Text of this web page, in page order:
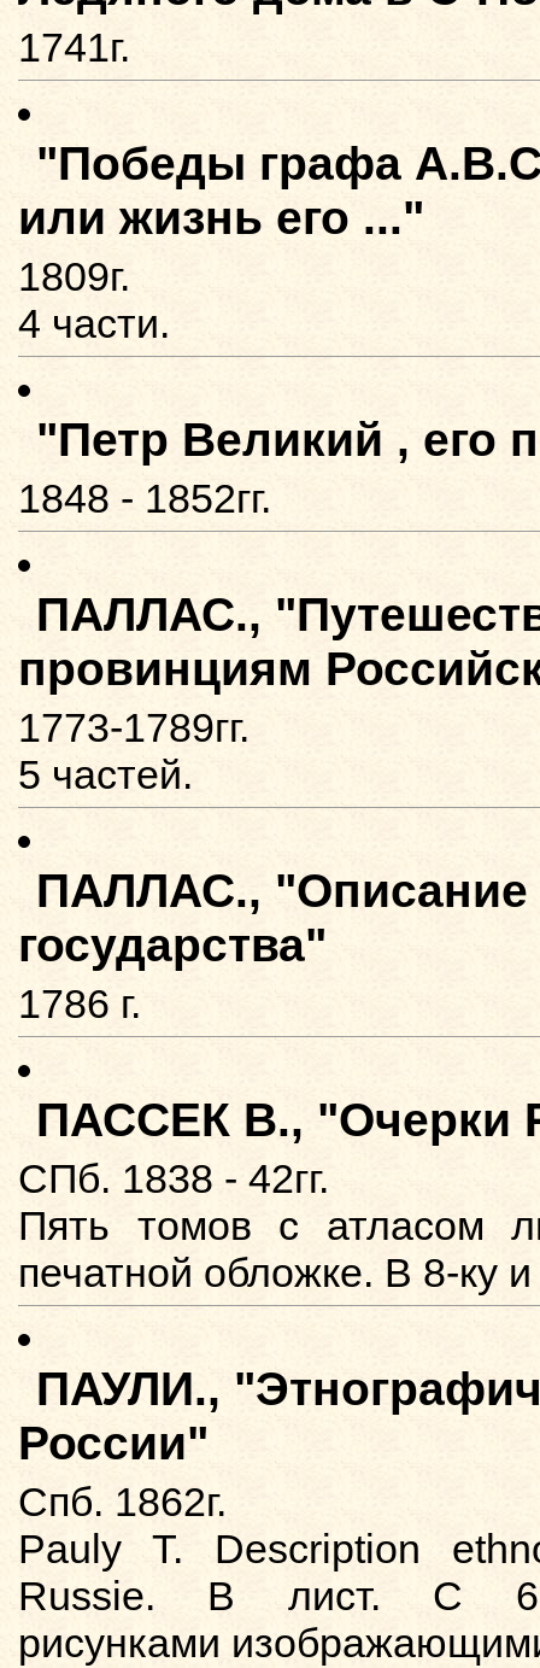
1741г.
"Победы графа
или жизнь его ..."
1809г.
4 части.
"Петр Великий , его
1848 - 1852гг.
ПАЛЛАС.,
провинциям
1773-1789гг.
5 частей.
ПАЛЛАС., "Описание
государства"
1786 г.
ПАССЕК В., "Очерки
СПб. 1838 - 42гг.
Пять томов с атласом
печатной обложке. В 8-ку и
ПАУЛИ.,
России"
Спб. 1862г.
Pauly T. Description
Russie. В лист. С 63
рисунками